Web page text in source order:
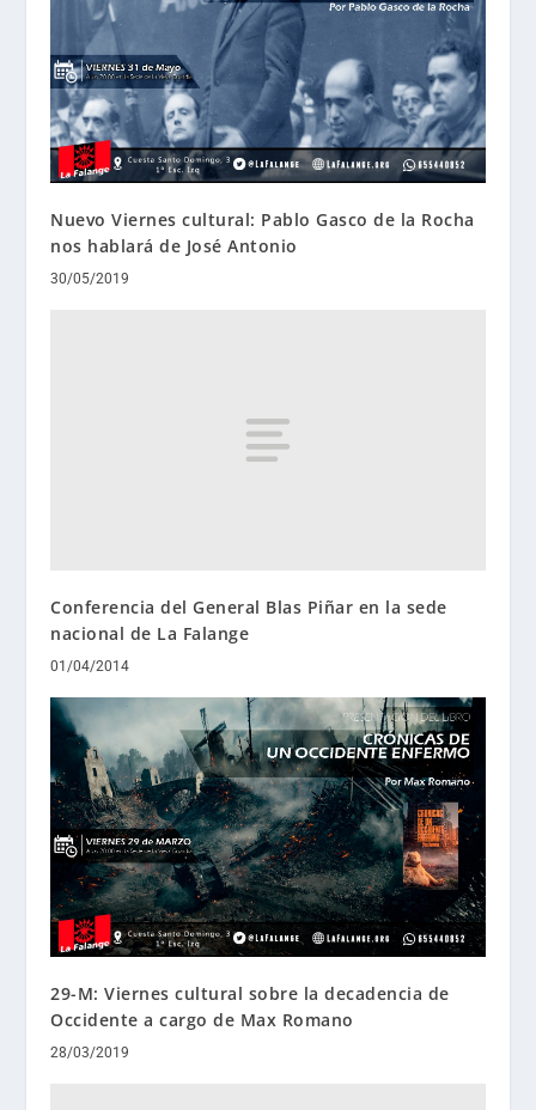
Nuevo Viernes cultural: Pablo Gasco de la Rocha
nos hablará de José Antonio
30/05/2019
Conferencia del General Blas Piñar en la sede
nacional de La Falange
01/04/2014
29-M: Viernes cultural sobre la decadencia de
Occidente a cargo de Max Romano
28/03/2019